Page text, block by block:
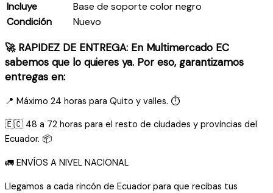
Incluye
Base de soporte color negro
Condición
Nuevo
🚀 RAPIDEZ DE ENTREGA: En Multimercado EC
sabemos que lo quieres ya. Por eso, garantizamos
entregas en:
📍 Máximo 24 horas para Quito y valles. ⏱️
🇪🇨 48 a 72 horas para el resto de ciudades y provincias del
Ecuador. 📦
🚛 ENVÍOS A NIVEL NACIONAL
Llegamos a cada rincón de Ecuador para que recibas tus